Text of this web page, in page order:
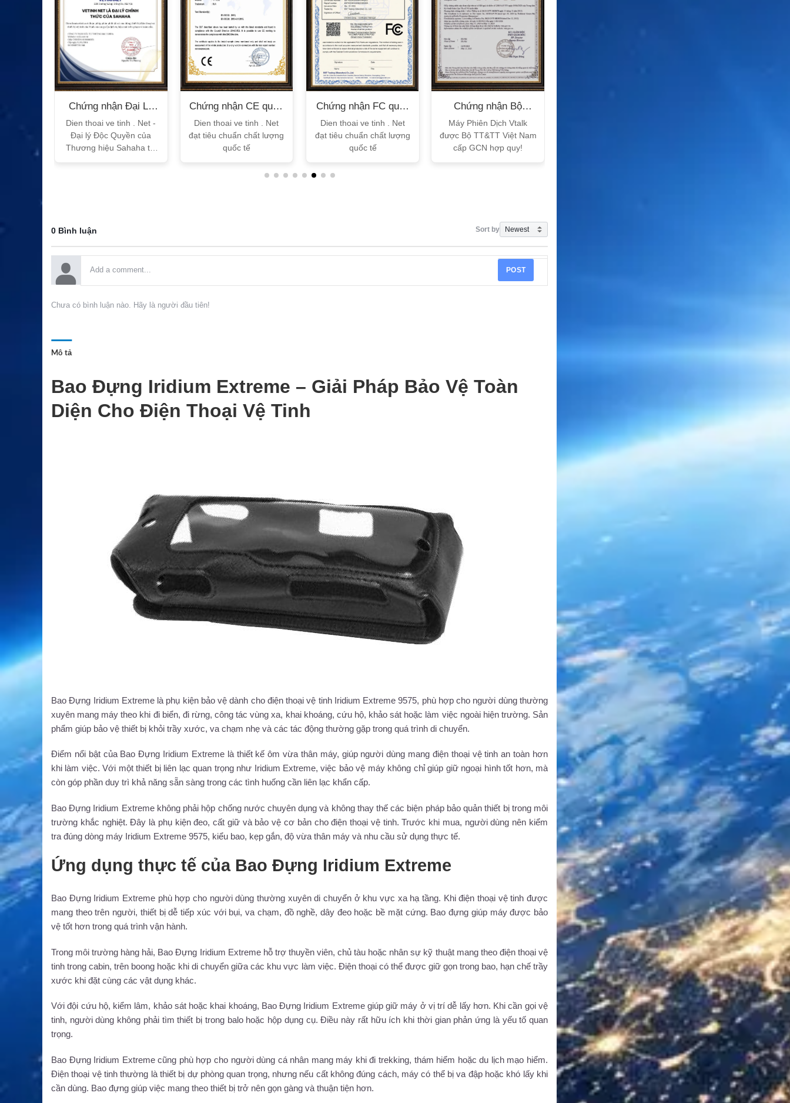
Chứng nhận Đại Lý
Sahaha
Dien thoai ve tinh . Net -
Đại lý Độc Quyền của
Thương hiệu Sahaha tại
Chứng nhận CE quốc
tế
Dien thoai ve tinh . Net
đạt tiêu chuẩn chất lượng
quốc tế
Chứng nhận FC quốc
tế
Dien thoai ve tinh . Net
đạt tiêu chuẩn chất lượng
quốc tế
Chứng nhận Bộ
TT&TT
Máy Phiên Dịch Vtalk
được Bộ TT&TT Việt Nam
cấp GCN hợp quy!
0 Bình luận Sort by
POST
Chưa có bình luận nào. Hãy là người đầu tiên!
Mô tả
Bao Đựng Iridium Extreme – Giải Pháp Bảo Vệ Toàn
Diện Cho Điện Thoại Vệ Tinh
Bao Đựng Iridium Extreme là phụ kiện bảo vệ dành cho điện thoại vệ tinh Iridium Extreme 9575, phù hợp cho người dùng thường
xuyên mang máy theo khi đi biển, đi rừng, công tác vùng xa, khai khoáng, cứu hộ, khảo sát hoặc làm việc ngoài hiện trường. Sản
phẩm giúp bảo vệ thiết bị khỏi trầy xước, va chạm nhẹ và các tác động thường gặp trong quá trình di chuyển.
Điểm nổi bật của Bao Đựng Iridium Extreme là thiết kế ôm vừa thân máy, giúp người dùng mang điện thoại vệ tinh an toàn hơn
khi làm việc. Với một thiết bị liên lạc quan trọng như Iridium Extreme, việc bảo vệ máy không chỉ giúp giữ ngoại hình tốt hơn, mà
còn góp phần duy trì khả năng sẵn sàng trong các tình huống cần liên lạc khẩn cấp.
Bao Đựng Iridium Extreme không phải hộp chống nước chuyên dụng và không thay thế các biện pháp bảo quản thiết bị trong môi
trường khắc nghiệt. Đây là phụ kiện đeo, cất giữ và bảo vệ cơ bản cho điện thoại vệ tinh. Trước khi mua, người dùng nên kiểm
tra đúng dòng máy Iridium Extreme 9575, kiểu bao, kẹp gắn, độ vừa thân máy và nhu cầu sử dụng thực tế.
Ứng dụng thực tế của Bao Đựng Iridium Extreme
Bao Đựng Iridium Extreme phù hợp cho người dùng thường xuyên di chuyển ở khu vực xa hạ tầng. Khi điện thoại vệ tinh được
mang theo trên người, thiết bị dễ tiếp xúc với bụi, va chạm, đồ nghề, dây đeo hoặc bề mặt cứng. Bao đựng giúp máy được bảo
vệ tốt hơn trong quá trình vận hành.
Trong môi trường hàng hải, Bao Đựng Iridium Extreme hỗ trợ thuyền viên, chủ tàu hoặc nhân sự kỹ thuật mang theo điện thoại vệ
tinh trong cabin, trên boong hoặc khi di chuyển giữa các khu vực làm việc. Điện thoại có thể được giữ gọn trong bao, hạn chế trầy
xước khi đặt cùng các vật dụng khác.
Với đội cứu hộ, kiểm lâm, khảo sát hoặc khai khoáng, Bao Đựng Iridium Extreme giúp giữ máy ở vị trí dễ lấy hơn. Khi cần gọi vệ
tinh, người dùng không phải tìm thiết bị trong balo hoặc hộp dụng cụ. Điều này rất hữu ích khi thời gian phản ứng là yếu tố quan
trọng.
Bao Đựng Iridium Extreme cũng phù hợp cho người dùng cá nhân mang máy khi đi trekking, thám hiểm hoặc du lịch mạo hiểm.
Điện thoại vệ tinh thường là thiết bị dự phòng quan trọng, nhưng nếu cất không đúng cách, máy có thể bị va đập hoặc khó lấy khi
cần dùng. Bao đựng giúp việc mang theo thiết bị trở nên gọn gàng và thuận tiện hơn.